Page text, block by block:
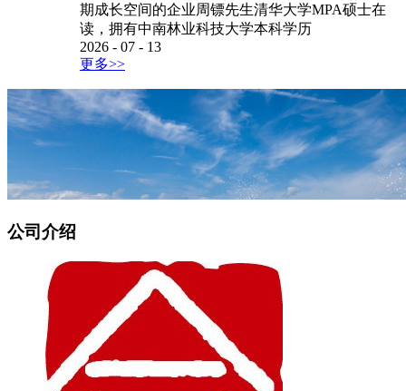
期成长空间的企业周镖先生清华大学MPA硕士在
读，拥有中南林业科技大学本科学历
2026 - 07 - 13
更多>>
公司介绍